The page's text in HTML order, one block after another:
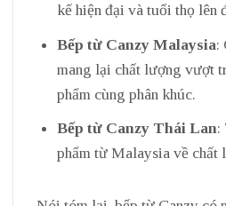
kế hiện đại và tuổi thọ lên
Bếp từ Canzy Malaysia:
mang lại chất lượng vượt
phẩm cùng phân khúc.
Bếp từ Canzy Thái Lan:
phẩm từ Malaysia về chất